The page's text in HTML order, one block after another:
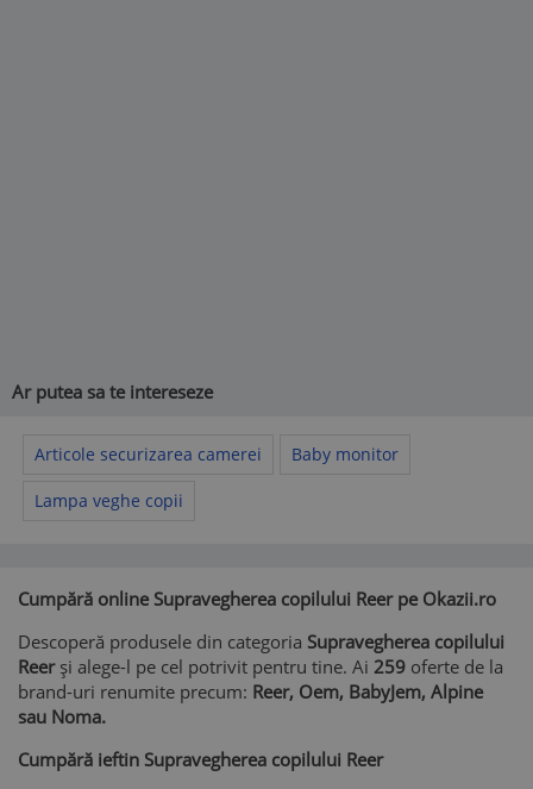
Ar putea sa te intereseze
Articole securizarea camerei Baby monitor
Lampa veghe copii
Cumpără online Supravegherea copilului Reer pe Okazii.ro
Descoperă produsele din categoria Supravegherea copilului
Reerși alege-l pe cel potrivit pentru tine. Ai 259 oferte de la
brand-uri renumite precum: Reer, Oem, BabyJem, Alpine
sau Noma.
Cumpără ieftin Supravegherea copilului Reer